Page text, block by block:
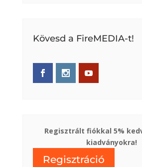
Kövesd a FireMEDIA-t!
Regisztrált fiókkal 5%
kiadványokra!
Regisztráció